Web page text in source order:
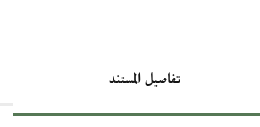
تفاصيل المستند